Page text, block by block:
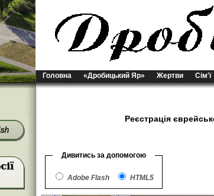
Головна «Дробицький Яр» Жертви Сім'ї
Реєстрація
Дивитись за допомогою
Adobe Flash HTML5